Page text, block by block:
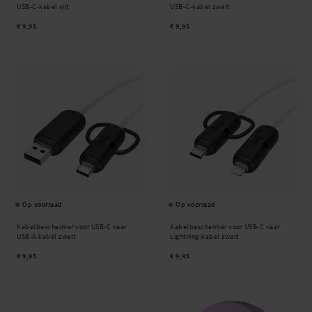
USB-C-kabel wit
€ 9,95
USB-C-kabel zwart
€ 9,95
Op voorraad
Kabelbeschermer voor USB-C naar
USB-A-kabel zwart
€ 9,95
Op voorraad
Kabelbeschermer voor USB-C naar
Lightning-kabel zwart
€ 9,95